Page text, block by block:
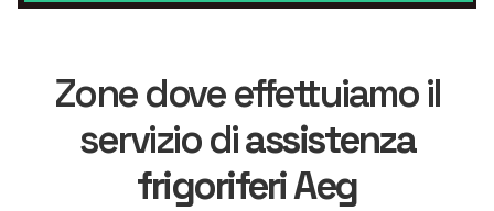
Zone dove effettuiamo il
servizio diassistenza
frigoriferi Aeg